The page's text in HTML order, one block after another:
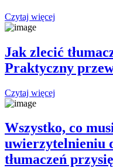
Czytaj więcej
Jak zlecić
Praktyczny
Czytaj więcej
Wszystko, co
uwierzytelnieniu
tłumaczeń